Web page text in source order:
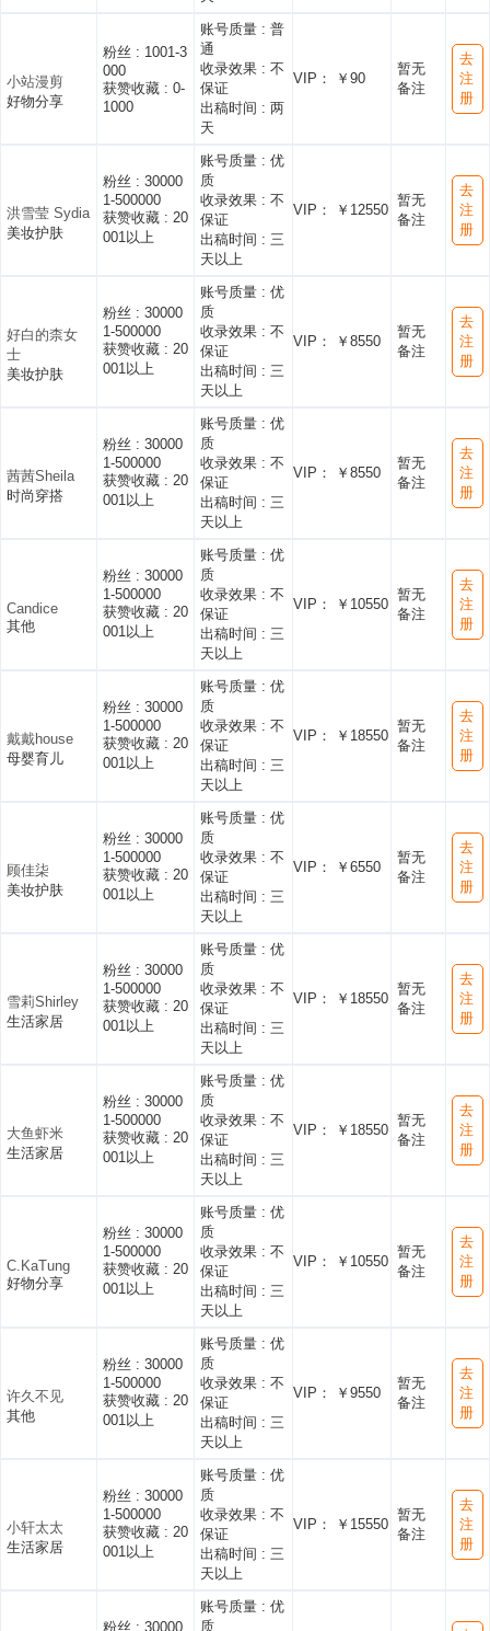
小站漫剪
好物分享
粉丝 : 1001-3
000
获赞收藏 : 0-
1000
账号质量 : 普
通
收录效果 : 不
保证
出稿时间 : 两
天
VIP： ￥90
暂无
备注
去
注
册
洪雪莹 Sydia
美妆护肤
粉丝 : 30000
1-500000
获赞收藏 : 20
001以上
账号质量 : 优
质
收录效果 : 不
保证
出稿时间 : 三
天以上
VIP： ￥12550
暂无
备注
去
注
册
好白的柰女
士
美妆护肤
粉丝 : 30000
1-500000
获赞收藏 : 20
001以上
账号质量 : 优
质
收录效果 : 不
保证
出稿时间 : 三
天以上
VIP： ￥8550
暂无
备注
去
注
册
茜茜Sheila
时尚穿搭
粉丝 : 30000
1-500000
获赞收藏 : 20
001以上
账号质量 : 优
质
收录效果 : 不
保证
出稿时间 : 三
天以上
VIP： ￥8550
暂无
备注
去
注
册
Candice
其他
粉丝 : 30000
1-500000
获赞收藏 : 20
001以上
账号质量 : 优
质
收录效果 : 不
保证
出稿时间 : 三
天以上
VIP： ￥10550
暂无
备注
去
注
册
戴戴house
母婴育儿
粉丝 : 30000
1-500000
获赞收藏 : 20
001以上
账号质量 : 优
质
收录效果 : 不
保证
出稿时间 : 三
天以上
VIP： ￥18550
暂无
备注
去
注
册
顾佳柒
美妆护肤
粉丝 : 30000
1-500000
获赞收藏 : 20
001以上
账号质量 : 优
质
收录效果 : 不
保证
出稿时间 : 三
天以上
VIP： ￥6550
暂无
备注
去
注
册
雪莉Shirley
生活家居
粉丝 : 30000
1-500000
获赞收藏 : 20
001以上
账号质量 : 优
质
收录效果 : 不
保证
出稿时间 : 三
天以上
VIP： ￥18550
暂无
备注
去
注
册
大鱼虾米
生活家居
粉丝 : 30000
1-500000
获赞收藏 : 20
001以上
账号质量 : 优
质
收录效果 : 不
保证
出稿时间 : 三
天以上
VIP： ￥18550
暂无
备注
去
注
册
C.KaTung
好物分享
粉丝 : 30000
1-500000
获赞收藏 : 20
001以上
账号质量 : 优
质
收录效果 : 不
保证
出稿时间 : 三
天以上
VIP： ￥10550
暂无
备注
去
注
册
许久不见
其他
粉丝 : 30000
1-500000
获赞收藏 : 20
001以上
账号质量 : 优
质
收录效果 : 不
保证
出稿时间 : 三
天以上
VIP： ￥9550
暂无
备注
去
注
册
小轩太太
生活家居
粉丝 : 30000
1-500000
获赞收藏 : 20
001以上
账号质量 : 优
质
收录效果 : 不
保证
出稿时间 : 三
天以上
VIP： ￥15550
暂无
备注
去
注
册
粉丝 : 30000
账号质量 : 优
质